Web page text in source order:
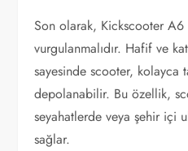
Son olarak, Kickscooter
vurgulanmalıdır. Hafif ve
sayesinde scooter, kolayca
depolanabilir. Bu özellik,
seyahatlerde veya şehir içi
sağlar.